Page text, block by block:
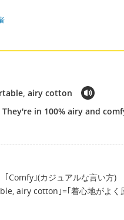
airy cotton
in 100% airy and
Comfy｣(カジュアルな言い方)
airy cotton｣=｢着心地がよく